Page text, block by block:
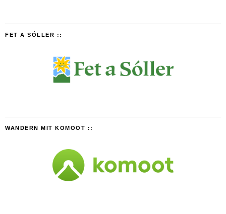
FET A SÓLLER ::
WANDERN MIT KOMOOT ::